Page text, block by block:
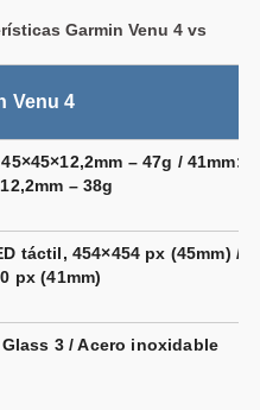
Garmin Venu 4 vs
Venu 4
– 47g / 41mm:
– 38g
táctil, 454×454 px (45mm) /
px (41mm)
3 / Acero inoxidable